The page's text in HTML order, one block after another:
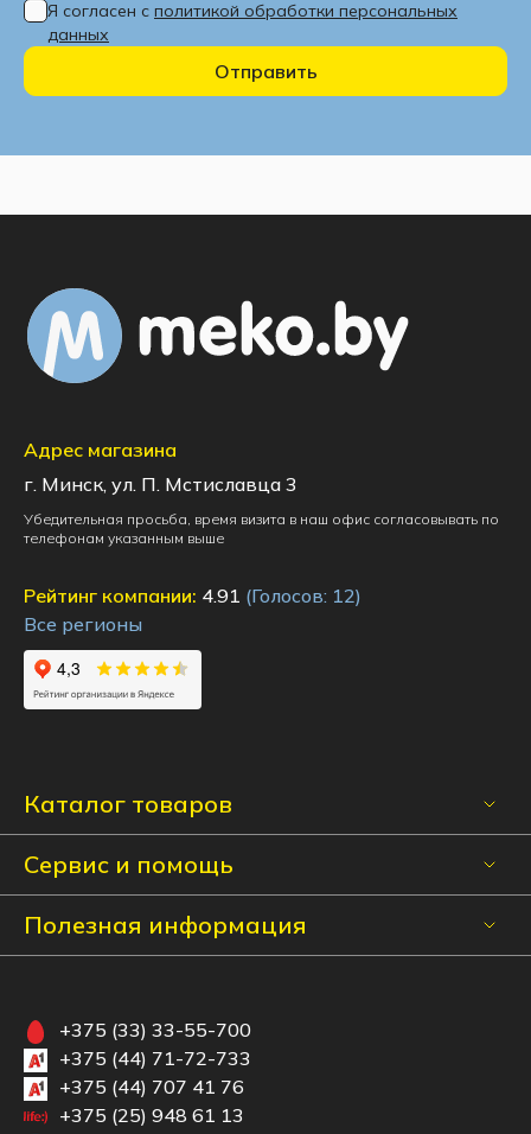
Я согласен с политикой обработки персональных
данных
Отправить
Каталог товаров
Сервис и помощь
Полезная информация
Адрес магазина
г. Минск, ул. П. Мстиславца 3
Убедительная просьба, время визита в наш офис согласовывать по
телефонам указанным выше
Рейтинг компании: 4.91 (Голосов: 12)
Все регионы
+375 (33) 33-55-700
+375 (44) 71-72-733
+375 (44) 707 41 76
+375 (25) 948 61 13